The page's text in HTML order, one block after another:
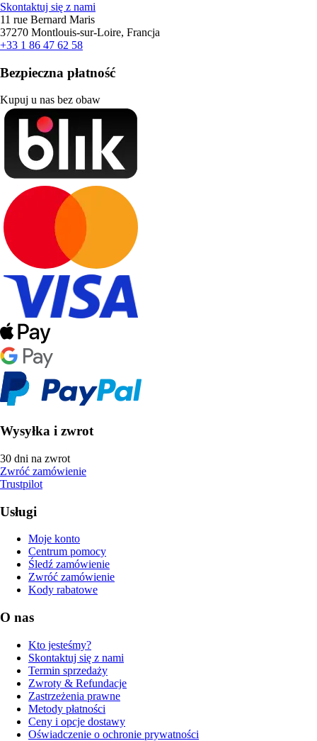
Skontaktuj się z nami
11 rue Bernard Maris
37270 Montlouis-sur-Loire, Francja
+33 1 86 47 62 58
Bezpieczna płatność
Kupuj u nas bez obaw
Wysyłka i zwrot
30 dni na zwrot
Zwróć zamówienie
Trustpilot
Usługi
Moje konto
Centrum pomocy
Śledź zamówienie
Zwróć zamówienie
Kody rabatowe
O nas
Kto jesteśmy?
Skontaktuj się z nami
Termin sprzedaży
Zwroty & Refundacje
Zastrzeżenia prawne
Metody płatności
Ceny i opcje dostawy
Oświadczenie o ochronie prywatności